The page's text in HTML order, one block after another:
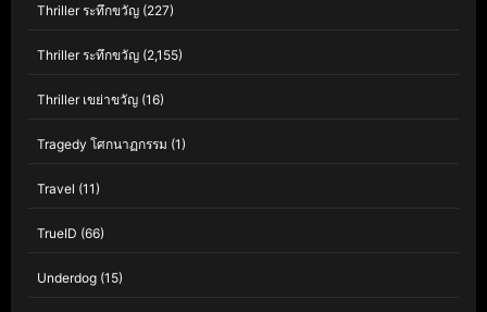
Thriller ระทึกขวัญ (227)
Thriller ระทึกขวัญ (2,155)
Thriller เขย่าขวัญ (16)
Tragedy โศกนาฏกรรม (1)
Travel (11)
TrueID (66)
Underdog (15)